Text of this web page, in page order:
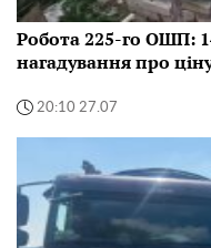
Робота 225-го ОШП:
нагадування про
20:10 27.07